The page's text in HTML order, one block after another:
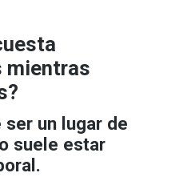
mientras
ser un lugar de
suele estar